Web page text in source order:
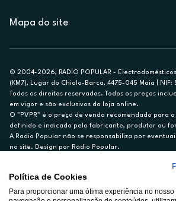
Mapa do site
© 2004-2026, RADIO POPULAR -
(KM7), Lugar do Chiolo-Barca, 4475-045 Maia | NIF:
Todos os direitos reservados. Todos os preços
em vigor e são exclusivos da loja online.
O "PVPR" é o preço de venda recomendado para
definido e indicado pelo fabricante, produtor ou
A Radio Popular não se responsabiliza por
no site. Design por Radio Popular.
Ex. para limite de crédito de €1.500, reembolsado
14,79%.
Política de Cookies
Para proporcionar uma ótima experiência no nosso